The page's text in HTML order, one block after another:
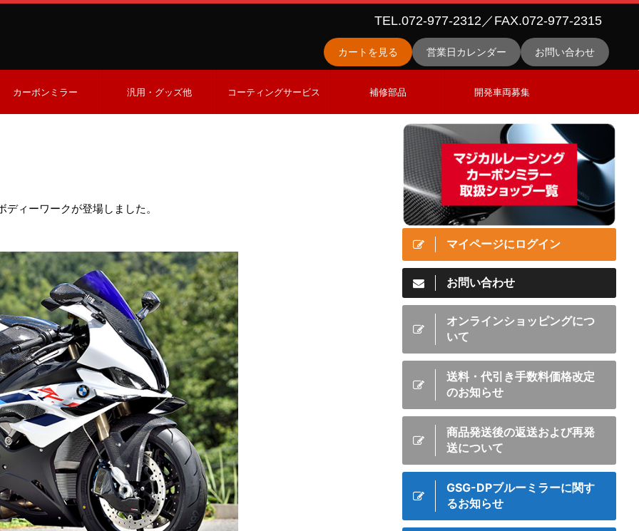
TEL.072-977-2312／FAX.072-977-2315
カートを見る 営業日カレンダー お問い合わせ
カーボンミラー 汎用・グッズ他 コーティングサービス 補修部品 開発車両募集
ィーワークが登場しました。
マイページにログイン
お問い合わせ
オンラインショッピングにつ
いて
送料・代引き手数料価格改定
のお知らせ
商品発送後の返送および再発
送について
GSG-DPブルーミラーに関す
るお知らせ